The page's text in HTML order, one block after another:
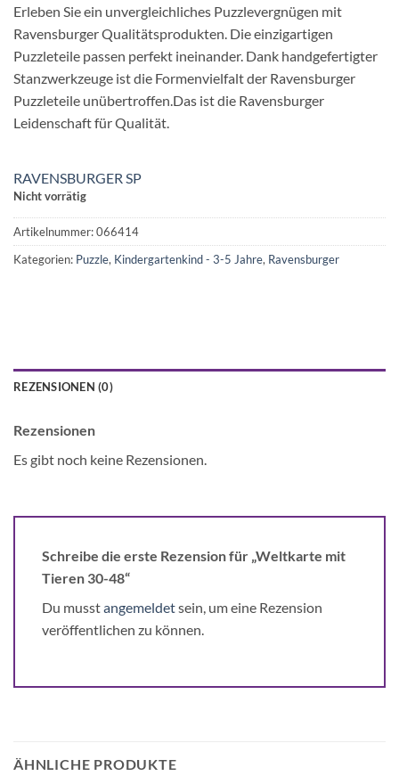
Erleben Sie ein unvergleichliches Puzzlevergnügen mit
Ravensburger Qualitätsprodukten. Die einzigartigen
Puzzleteile passen perfekt ineinander. Dank handgefertigter
Stanzwerkzeuge ist die Formenvielfalt der Ravensburger
Puzzleteile unübertroffen.Das ist die Ravensburger
Leidenschaft für Qualität.
RAVENSBURGER SP
Nicht vorrätig
Artikelnummer:066414
Kategorien: Puzzle, Kindergartenkind - 3-5 Jahre, Ravensburger
REZENSIONEN (0)
Rezensionen
Es gibt noch keine Rezensionen.
Schreibe die erste Rezension für „Weltkarte mit
Tieren 30-48“
Du musstangemeldetsein, um eine Rezension
veröffentlichen zu können.
ÄHNLICHE PRODUKTE